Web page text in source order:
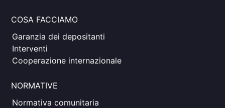
COSA FACCIAMO
Garanzia dei depositanti
Interventi
Cooperazione internazionale
NORMATIVE
Normativa comunitaria